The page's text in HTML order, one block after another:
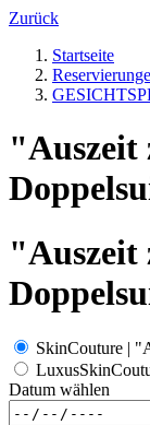
Zurück
Startseite
"Auszeit
"Auszeit
SkinCouture |
Datum wählen